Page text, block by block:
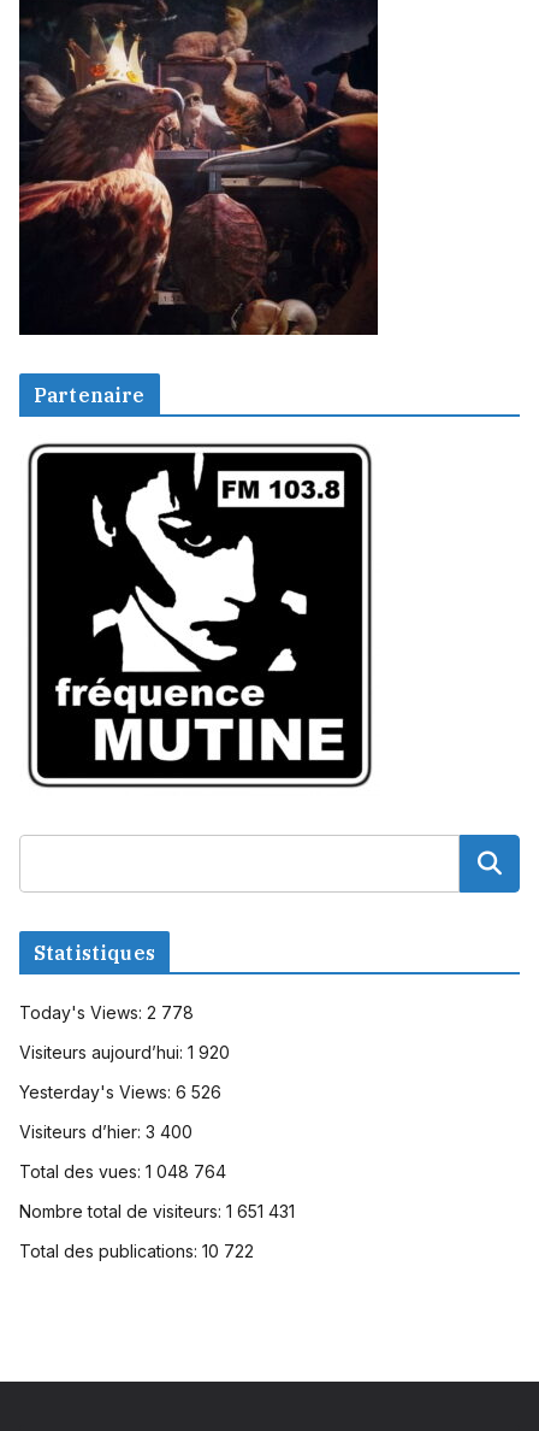
Partenaire
Statistiques
Today's Views: 2 778
Visiteurs aujourd’hui: 1 920
Yesterday's Views: 6 526
Visiteurs d’hier: 3 400
Total des vues: 1 048 764
Nombre total de visiteurs: 1 651 431
Total des publications: 10 722